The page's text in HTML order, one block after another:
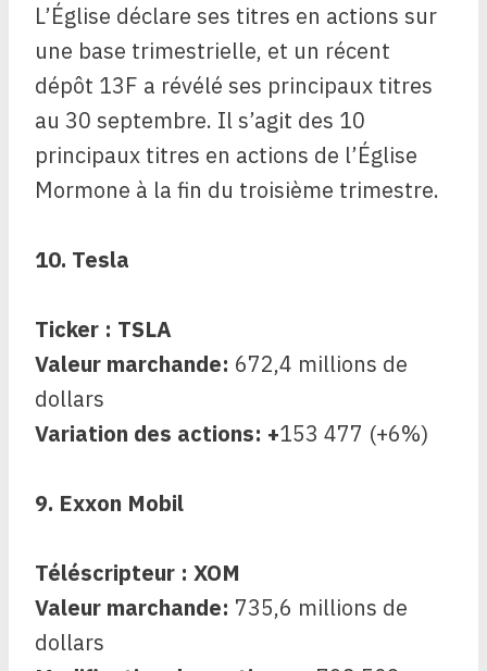
L’Église déclare ses titres en actions sur
une base trimestrielle, et un récent
dépôt 13F a révélé ses principaux titres
au 30 septembre. Il s’agit des 10
principaux titres en actions de l’Église
Mormone à la fin du troisième trimestre.
10. Tesla
Ticker : TSLA
Valeur marchande: 672,4 millions de
dollars
Variation des actions: +153 477 (+6%)
9. Exxon Mobil
Téléscripteur : XOM
Valeur marchande: 735,6 millions de
dollars